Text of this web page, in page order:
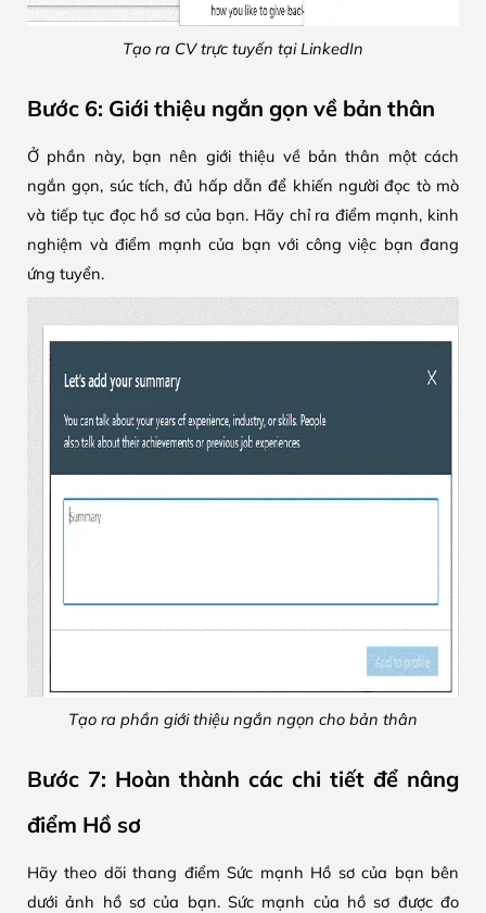
Tạo ra CV trực tuyến tại LinkedIn
Bước 6: Giới thiệu ngắn gọn về bản thân
Ở phần này, bạn nên giới thiệu về bản thân một cách
ngắn gọn, súc tích, đủ hấp dẫn để khiến người đọc tò mò
và tiếp tục đọc hồ sơ của bạn. Hãy chỉ ra điểm mạnh, kinh
nghiệm và điểm mạnh của bạn với công việc bạn đang
ứng tuyển.
Tạo ra phần giới thiệu ngắn ngọn cho bản thân
Bước 7: Hoàn thành các chi tiết để nâng
điểm Hồ sơ
Hãy theo dõi thang điểm Sức mạnh Hồ sơ của bạn bên
dưới ảnh hồ sơ của bạn. Sức mạnh của hồ sơ được đo